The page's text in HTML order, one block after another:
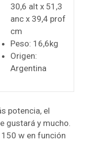
30,6 alt x 51,3
anc x 39,4 prof
cm
Peso: 16,6kg
Origen:
Argentina
potencia, el
gustará y mucho.
w en función